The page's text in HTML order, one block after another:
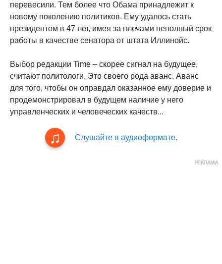
перевесили. Тем более что Обама принадлежит к
новому поколению политиков. Ему удалось стать
президентом в 47 лет, имея за плечами неполный срок
работы в качестве сенатора от штата Иллинойс.
Выбор редакции Time – скорее сигнал на будущее,
считают политологи. Это своего рода аванс. Аванс
для того, чтобы он оправдал оказанное ему доверие и
продемонстрировал в будущем наличие у него
управленческих и человеческих качеств...
Слушайте в аудиоформате.